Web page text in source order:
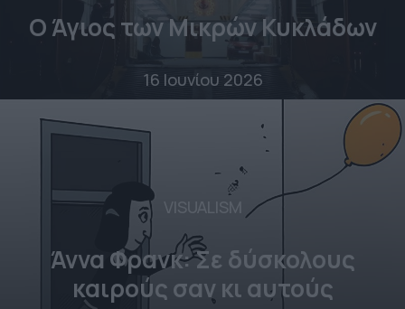
Ο Άγιος των Μικρών Κυκλάδων
16 Ιουνίου 2026
VISUALISM
Άννα Φρανκ: Σε δύσκολους
καιρούς σαν κι αυτούς